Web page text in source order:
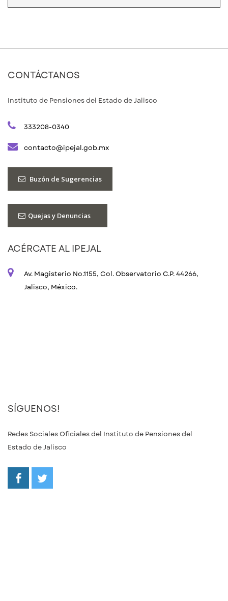
CONTÁCTANOS
Instituto de Pensiones del Estado de Jalisco
333208-0340
contacto@ipejal.gob.mx
Buzón de Sugerencias
Quejas y Denuncias
ACÉRCATE AL IPEJAL
Av. Magisterio No.1155, Col. Observatorio C.P. 44266,
Jalisco, México.
SÍGUENOS!
Redes Sociales Oficiales del Instituto de Pensiones del
Estado de Jalisco